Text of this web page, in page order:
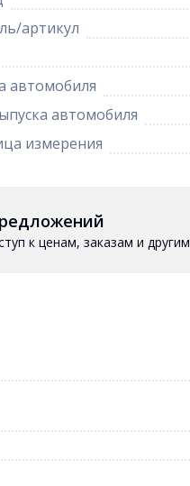
артикул
автомобиля
автомобиля
измерения
к ценам, заказам и